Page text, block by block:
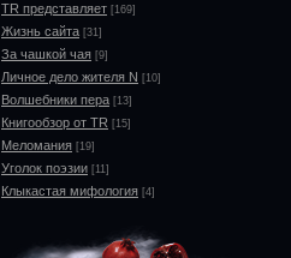
TR представляет [169]
Жизнь сайта [31]
За чашкой чая [9]
Личное дело жителя N [10]
Волшебники пера [13]
Книгообзор от TR [15]
Меломания [19]
Уголок поэзии [11]
Клыкастая мифология [4]